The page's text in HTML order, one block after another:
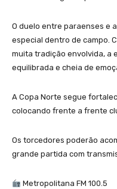
O duelo entre paraenses e
especial dentro de campo.
muita tradição envolvida, a
equilibrada e cheia de
A Copa Norte segue
colocando frente a frente
Os torcedores poderão
grande partida com
Metropolitana FM 100.5